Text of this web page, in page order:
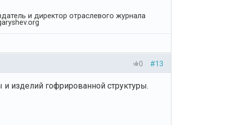
и директор отраслевого журнала
#13
0
изделий гофрированной структуры.